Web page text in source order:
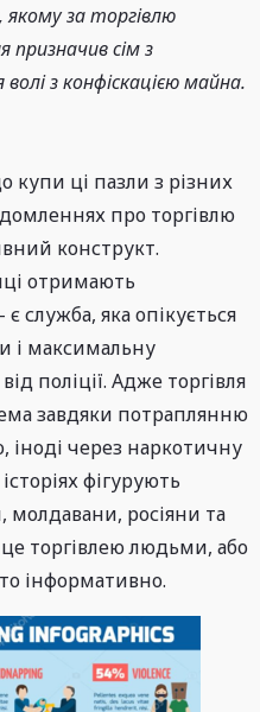
якому за торгівлю
призначив сім з
з конфіскацією майна.
купи ці пазли з різних
про торгівлю
конструкт.
отримають
служба, яка опікується
і максимальну
поліції. Адже торгівля
завдяки потраплянню
іноді через наркотичну
фігурують
молдавани, росіяни та
торгівлею людьми, або
інформативно.